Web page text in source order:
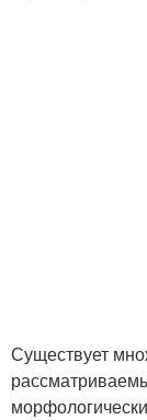
Существует